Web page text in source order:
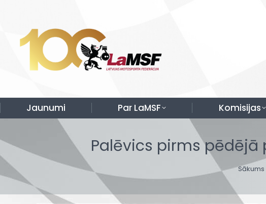
Jaunumi Par LaMSF Komisijas
Palēvics pirms pēdējā
You
Sākums